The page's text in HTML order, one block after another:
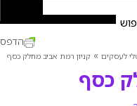
לעסקים » קניון רמת אביב מחלק כסף
כסף
הדפס